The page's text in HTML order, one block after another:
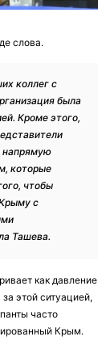
слова.
коллег с
была
Кроме этого,
напрямую
которые
чтобы
с
Ташева.
как давление
этой ситуацией,
часто
Крым.